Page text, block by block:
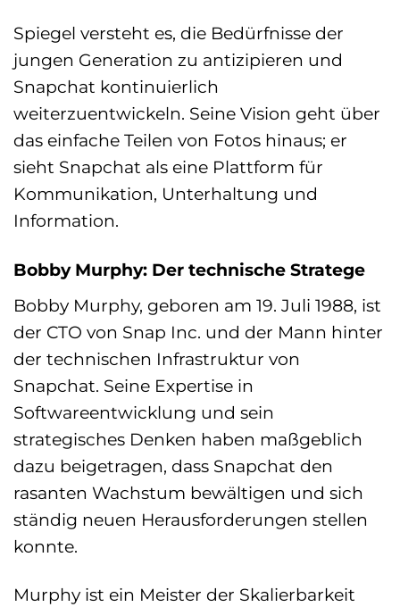
Spiegel versteht es, die Bedürfnisse der
jungen Generation zu antizipieren und
Snapchat kontinuierlich
weiterzuentwickeln. Seine Vision geht über
das einfache Teilen von Fotos hinaus; er
sieht Snapchat als eine Plattform für
Kommunikation, Unterhaltung und
Information.
Bobby Murphy: Der technische Stratege
Bobby Murphy, geboren am 19. Juli 1988, ist
der CTO von Snap Inc. und der Mann hinter
der technischen Infrastruktur von
Snapchat. Seine Expertise in
Softwareentwicklung und sein
strategisches Denken haben maßgeblich
dazu beigetragen, dass Snapchat den
rasanten Wachstum bewältigen und sich
ständig neuen Herausforderungen stellen
konnte.
Murphy ist ein Meister der Skalierbarkeit